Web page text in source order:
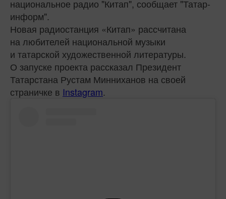
национальное радио "Китап", сообщает "Татар-
информ".
Новая радиостанция «Китап» рассчитана
на любителей национальной музыки
и татарской художественной литературы.
О запуске проекта рассказал Президент
Татарстана Рустам Минниханов на своей
страничке в Instagram.